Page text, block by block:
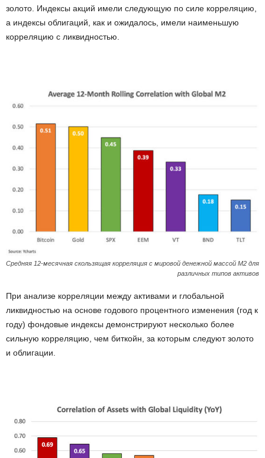
золото. Индексы акций имели следующую по силе корреляцию,
а индексы облигаций, как и ожидалось, имели наименьшую
корреляцию с ликвидностью.
Средняя 12-месячная скользящая корреляция с мировой денежной массой M2 для
различных типов активов
При анализе корреляции между активами и глобальной
ликвидностью на основе годового процентного изменения (год к
году) фондовые индексы демонстрируют несколько более
сильную корреляцию, чем биткойн, за которым следуют золото
и облигации.